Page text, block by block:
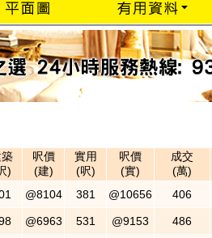
)
呎價
(建)
實用
(呎)
呎價
(實)
成交
(萬)
@8104 381 @10656 406
@6963 531 @9153 486